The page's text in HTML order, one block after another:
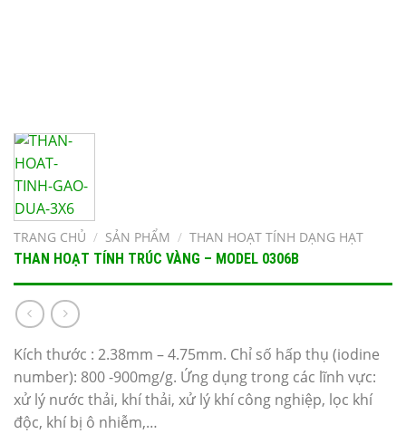
TRANG CHỦ / SẢN PHẨM / THAN HOẠT TÍNH DẠNG HẠT
THAN HOẠT TÍNH TRÚC VÀNG – MODEL 0306B
Kích thước : 2.38mm – 4.75mm. Chỉ số hấp thụ (iodine
number): 800 -900mg/g. Ứng dụng trong các lĩnh vực:
xử lý nước thải, khí thải, xử lý khí công nghiệp, lọc khí
độc, khí bị ô nhiễm,…